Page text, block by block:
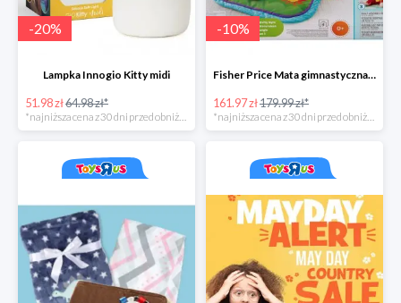
-20%
Lampka Innogio Kitty midi
51.98 zł64.98 zł*
-10%
Fisher Price Mata gimnastyczna 3 w 1
161.97 zł179.99 zł*